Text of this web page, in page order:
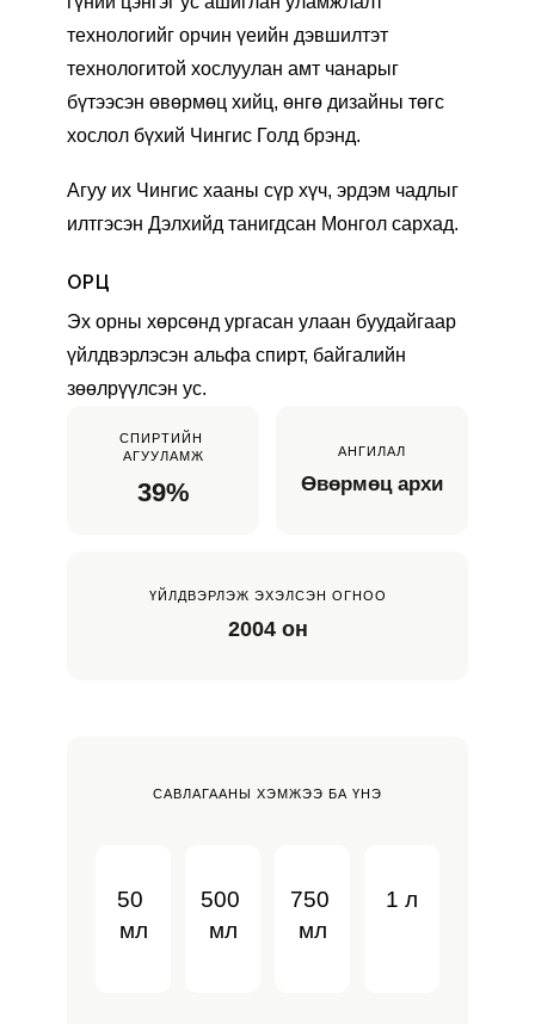
технологийг орчин үеийн дэвшилтэт
технологитой хослуулан амт чанарыг
бүтээсэн өвөрмөц хийц, өнгө дизайны төгс
хослол бүхий Чингис Голд брэнд.
Агуу их Чингис хааны сүр хүч, эрдэм чадлыг
илтгэсэн Дэлхийд танигдсан Монгол сархад.
ОРЦ
Эх орны хөрсөнд ургасан улаан буудайгаар
үйлдвэрлэсэн альфа спирт, байгалийн
зөөлрүүлсэн ус.
СПИРТИЙН
АГУУЛАМЖ
39%
АНГИЛАЛ
Өвөрмөц архи
ҮЙЛДВЭРЛЭЖ ЭХЭЛСЭН ОГНОО
2004 он
САВЛАГААНЫ ХЭМЖЭЭ БА ҮНЭ
50
мл
500
мл
750
мл
1 л